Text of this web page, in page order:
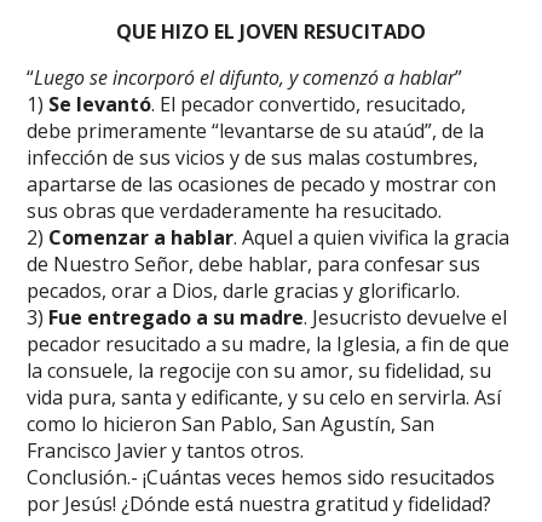
QUE HIZO EL JOVEN RESUCITADO
“Luego se incorporó el difunto, y comenzó a hablar”
1) Se levantó. El pecador convertido, resucitado,
debe primeramente “levantarse de su ataúd”, de la
infección de sus vicios y de sus malas costumbres,
apartarse de las ocasiones de pecado y mostrar con
sus obras que verdaderamente ha resucitado.
2) Comenzar a hablar. Aquel a quien vivifica la gracia
de Nuestro Señor, debe hablar, para confesar sus
pecados, orar a Dios, darle gracias y glorificarlo.
3) Fue entregado a su madre. Jesucristo devuelve el
pecador resucitado a su madre, la Iglesia, a fin de que
la consuele, la regocije con su amor, su fidelidad, su
vida pura, santa y edificante, y su celo en servirla. Así
como lo hicieron San Pablo, San Agustín, San
Francisco Javier y tantos otros.
Conclusión.- ¡Cuántas veces hemos sido resucitados
por Jesús! ¿Dónde está nuestra gratitud y fidelidad?